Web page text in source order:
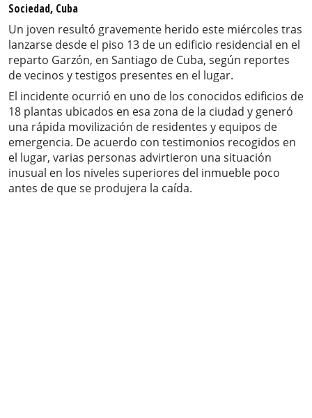
Sociedad, Cuba
Un joven resultó gravemente herido este miércoles tras
lanzarse desde el piso 13 de un edificio residencial en el
reparto Garzón, en Santiago de Cuba, según reportes
de vecinos y testigos presentes en el lugar.
El incidente ocurrió en uno de los conocidos edificios de
18 plantas ubicados en esa zona de la ciudad y generó
una rápida movilización de residentes y equipos de
emergencia. De acuerdo con testimonios recogidos en
el lugar, varias personas advirtieron una situación
inusual en los niveles superiores del inmueble poco
antes de que se produjera la caída.